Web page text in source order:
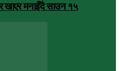
खाएर मनाइँदै साउन १५